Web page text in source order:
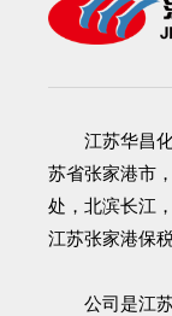
江苏华昌
苏省张家港市
处，北滨长江
江苏张家港保
公司是江苏